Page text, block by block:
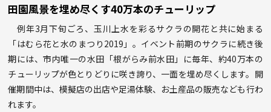
田園風景を埋め尽くす40万本のチューリップ
例年3月下旬ごろ、玉川上水を彩るサクラの開花と共に始まる
「はむら花と水のまつり2019」。イベント前期のサクラに続き後
期には、市内唯一の水田「根がらみ前水田」に毎年、約40万本の
チューリップが色とりどりに咲き誇り、一面を埋め尽くします。開
催期間中は、模擬店の出店や足湯体験、お土産品の販売なども行わ
れます。